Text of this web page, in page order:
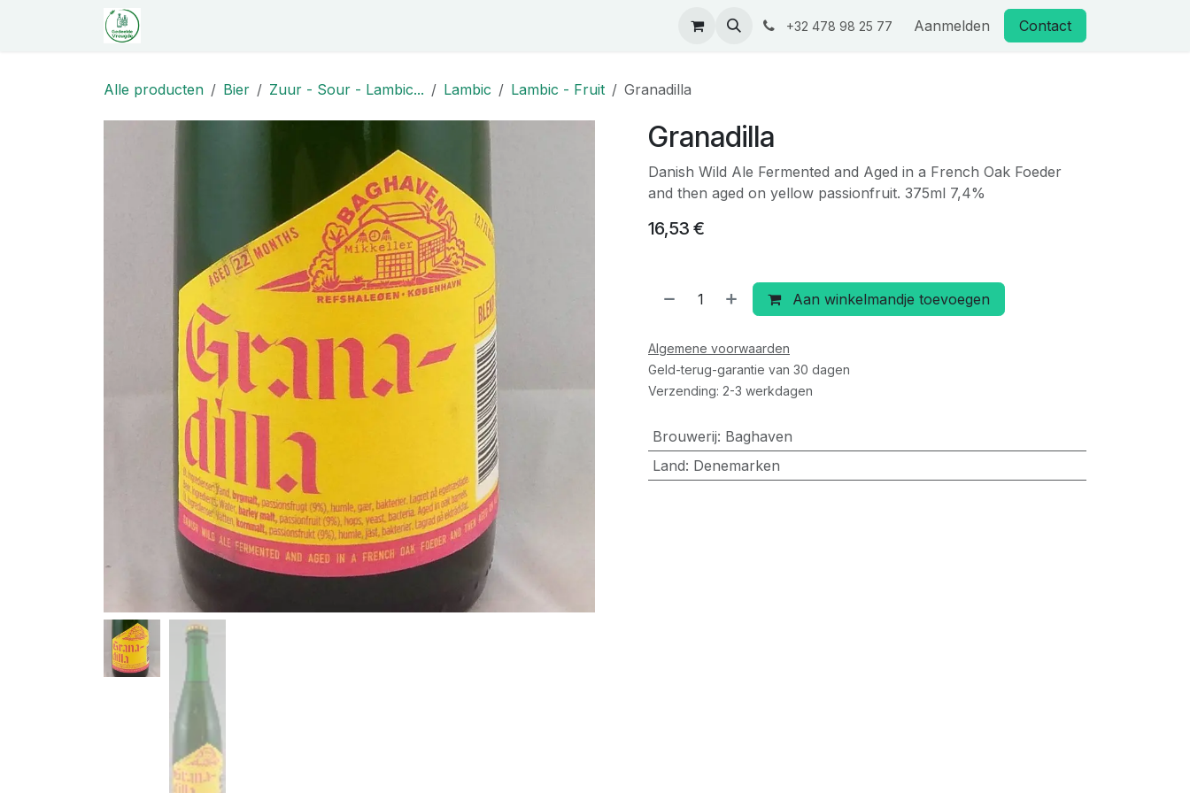
Overslaan naar inhoud
+32 478 98 25 77 Aanmelden Contact
Alle producten Bier Zuur - Sour - Lambic... Lambic Lambic - Fruit Granadilla
Granadilla
Danish Wild Ale Fermented and Aged in a French Oak Foeder
and then aged on yellow passionfruit. 375ml 7,4%
16,53 €
Aan winkelmandje toevoegen
Algemene voorwaarden
Geld-terug-garantie van 30 dagen
Verzending: 2-3 werkdagen
Brouwerij: Baghaven
Land: Denemarken